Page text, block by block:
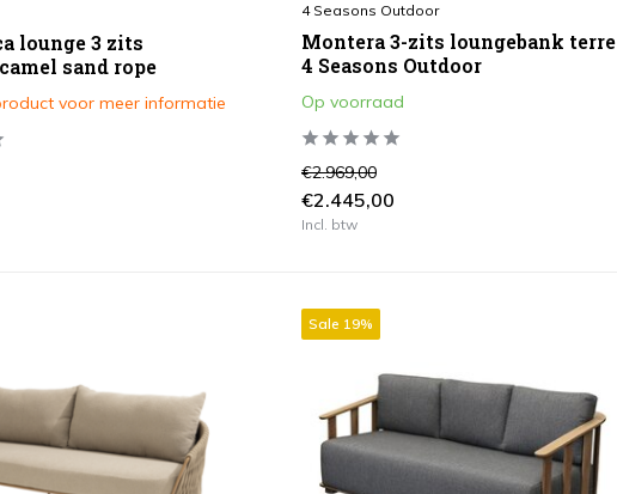
lounge 3 zits
sand rope
voor meer informatie
4 Seasons Outdoor
Montera 3-zits loungebank terre
4 Seasons Outdoor
Op voorraad
€2.969,00
€2.445,00
Incl. btw
Sale 19%